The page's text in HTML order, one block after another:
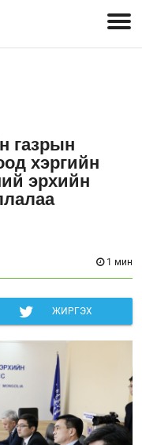
газрын
хэргийн
эрхийн
1 мин
ЖИРГЭХ